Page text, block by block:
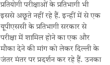
प्रतियोगी परीक्षाओं के प्रतिभागी भी
इससे अछूते नहीं रहे हैं. इन्हीं में से एक
यूपीएससी के प्रतिभागी सरकार से
परीक्षा में शामिल होने का एक और
मौका देने की मांग को लेकर दिल्ली के
जंतर मंतर पर प्रदर्शन कर रहे हैं. उनका